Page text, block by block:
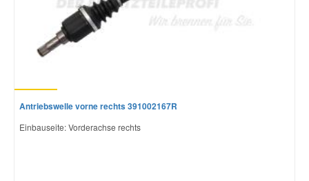
Antriebswelle vorne rechts 391002167R
Einbauseite: Vorderachse rechts